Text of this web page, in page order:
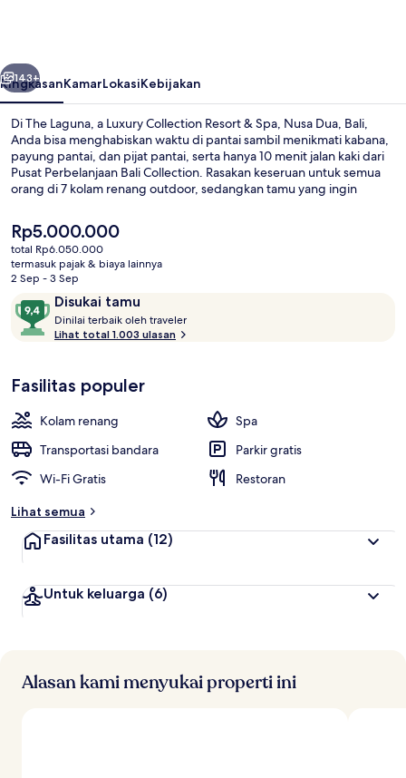
Resort
&
Spa,
Nusa
Dua,
Berikutnya
143+
RingkasanKamarLokasiKebijakan
Di The Laguna, a Luxury Collection Resort & Spa, Nusa Dua, Bali,
Anda bisa menghabiskan waktu di pantai sambil menikmati kabana,
payung pantai, dan pijat pantai, serta hanya 10 menit jalan kaki dari
Pusat Perbelanjaan Bali Collection. Rasakan keseruan untuk semua
orang di 7 kolam renang outdoor, sedangkan tamu yang ingin
jaringan dalam, facial, and aromaterapi. Banyubiru Restaurant
merupakan salah satu 2 restoran yang menyajikan masakan
internasional serta buka untuk sarapan dan makan malam.
Keunggulan lain di hotel mewah ini meliputi 2 bar/lounge, teras
rooftop, dan bar pantai. Para traveler terkesan dengan staf.
Harga
saat
ini
Rp5.000.000
Rp5.000.000
total Rp6.050.000
termasuk pajak & biaya lainnya
2 Sep - 3 Sep
Ulasan Disukai tamu
9,4
dari
10,
tamu
Dinilai terbaik oleh traveler
i
r
a
Lihat total 1.003 ulasan
Fasilitas populer
Kolam renang
Spa
Transportasi bandara
Parkir gratis
Wi-Fi Gratis
Restoran
Lihat semua
Fasilitas utama (12)
Untuk keluarga (6)
Alasan kami menyukai properti ini